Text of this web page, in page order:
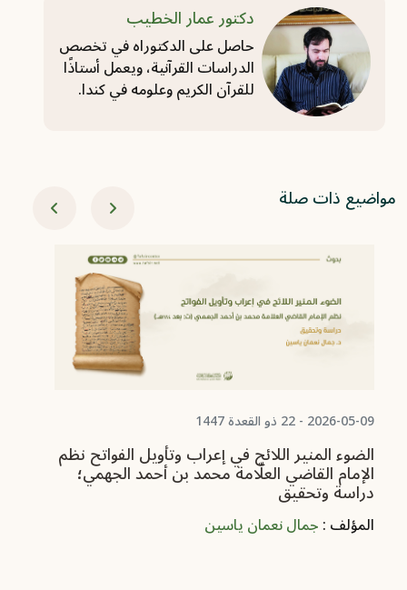
دكتور عمار الخطيب
حاصل على الدكتوراه في تخصص
الدراسات القرآنية، ويعمل أستاذًا
للقرآن الكريم وعلومه في كندا.
مواضيع ذات صلة
2026-05-09 - 22 ذو القعدة 1447
الضوء المنير اللائح في إعراب وتأويل الفواتح نظم
الإمام القاضي العلّامة محمد بن أحمد الجهمي؛
دراسة وتحقيق
المؤلف :جمال نعمان ياسين